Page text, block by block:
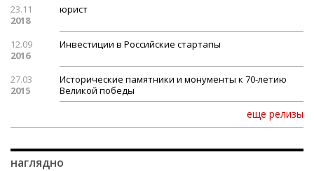
23.11
2018
юрист
12.09
2016
Инвестиции в Российские стартапы
27.03
2015
Исторические памятники и монументы к 70-летию
Великой победы
еще релизы
наглядно